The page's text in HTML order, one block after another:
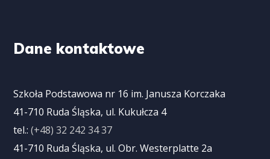
Dane kontaktowe
Szkoła Podstawowa nr 16 im. Janusza Korczaka
41-710 Ruda Śląska, ul. Kukułcza 4
tel.: (+48) 32 242 34 37
41-710 Ruda Śląska, ul. Obr. Westerplatte 2a